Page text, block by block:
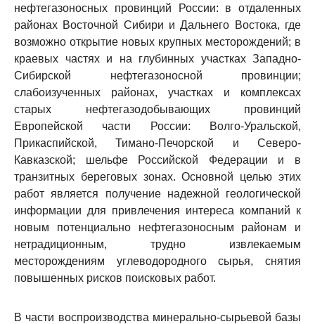
нефтегазоносных провинций России: в отдаленных
районах Восточной Сибири и Дальнего Востока, где
возможно открытие новых крупных месторождений; в
краевых частях и на глубинных участках Западно-
Сибирской нефтегазоносной провинции;
слабоизученных районах, участках и комплексах
старых нефтегазодобывающих провинций
Европейской части России: Волго-Уральской,
Прикаспийской, Тимано-Печорской и Северо-
Кавказской; шельфе Российской Федерации и в
транзитных береговых зонах. Основной целью этих
работ является получение надежной геологической
информации для привлечения интереса компаний к
новым потенциально нефтегазоносным районам и
нетрадиционным, трудно извлекаемым
месторождениям углеводородного сырья, снятия
повышенных рисков поисковых работ.
В части воспроизводства минерально-сырьевой базы